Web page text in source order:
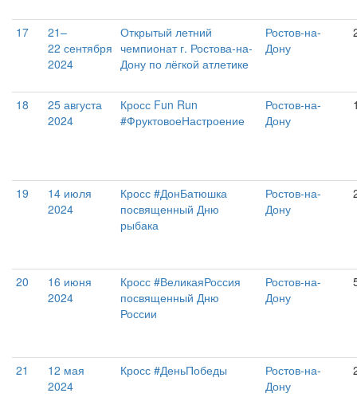
17
21–
22 сентября
2024
Открытый летний
чемпионат г. Ростова-на-
Дону по лёгкой атлетике
Ростов-на-
Дону
18
25 августа
2024
Кросс Fun Run
#ФруктовоеНастроение
Ростов-на-
Дону
19
14 июля
2024
Кросс #ДонБатюшка
посвященный Дню
рыбака
Ростов-на-
Дону
20
16 июня
2024
Кросс #ВеликаяРоссия
посвященный Дню
России
Ростов-на-
Дону
21
12 мая
2024
Кросс #ДеньПобеды
Ростов-на-
Дону